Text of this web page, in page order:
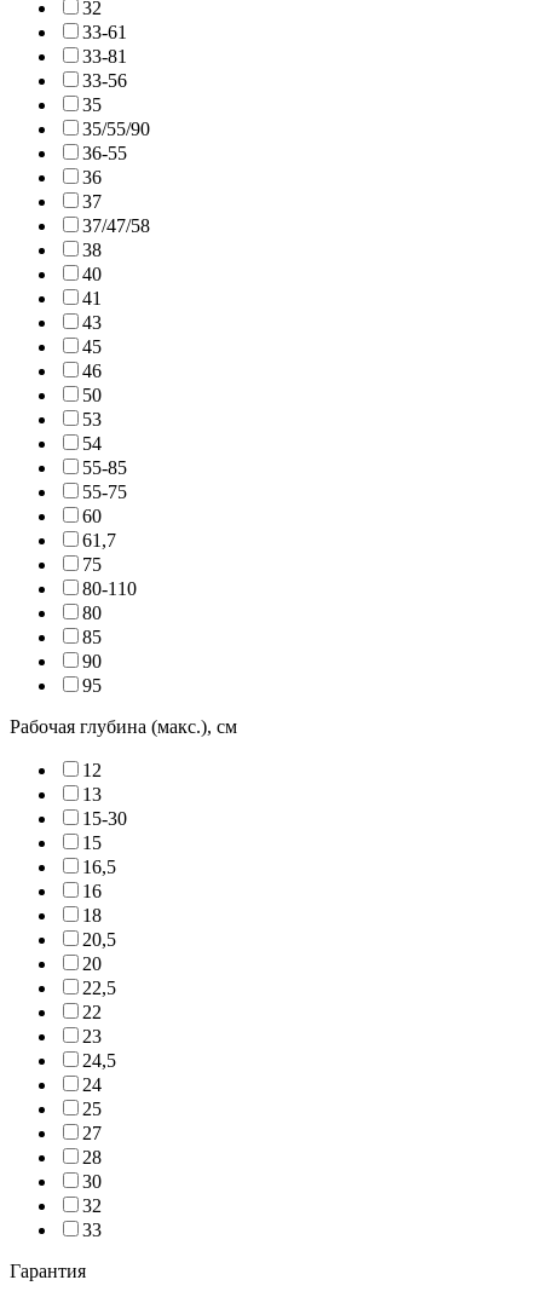
32
33-61
33-81
33-56
35
35/55/90
36-55
36
37
37/47/58
38
40
41
43
45
46
50
53
54
55-85
55-75
60
61,7
75
80-110
80
85
90
95
Рабочая глубина (макс.), см
12
13
15-30
15
16,5
16
18
20,5
20
22,5
22
23
24,5
24
25
27
28
30
32
33
Гарантия